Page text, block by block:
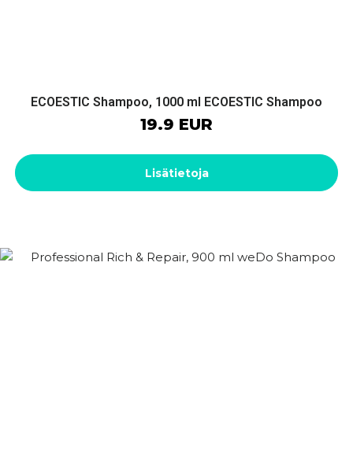
ECOESTIC Shampoo, 1000 ml ECOESTIC Shampoo
19.9 EUR
Lisätietoja